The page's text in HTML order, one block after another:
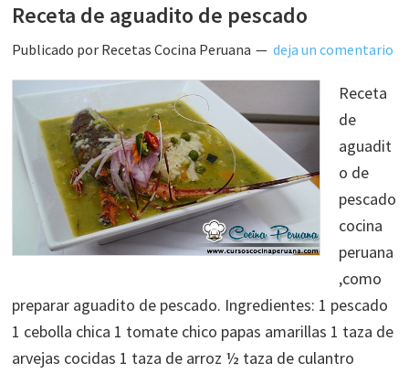
Receta de aguadito de pescado
Publicado por Recetas Cocina Peruana deja un comentario
Receta
de
aguadit
o de
pescado
cocina
peruana
,como
preparar aguadito de pescado. Ingredientes: 1 pescado
1 cebolla chica 1 tomate chico papas amarillas 1 taza de
arvejas cocidas 1 taza de arroz ½ taza de culantro